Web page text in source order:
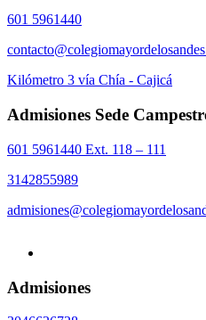
601 5961440
Kilómetro 3 vía Chía - Cajicá
Admisiones Sede
601 5961440 Ext. 118 – 111
3142855989
Admisiones